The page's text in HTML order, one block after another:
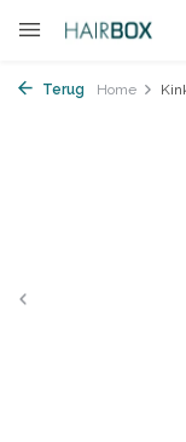
Terug Home